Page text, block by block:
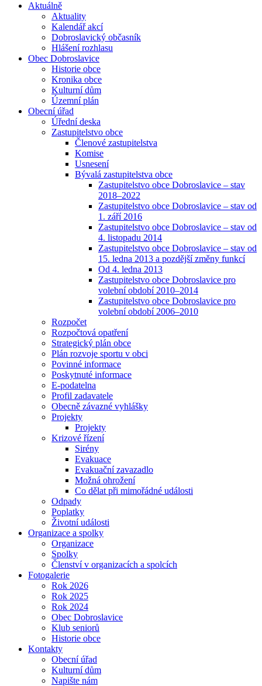
Aktuálně
Aktuality
Kalendář akcí
Dobroslavický občasník
Hlášení rozhlasu
Obec Dobroslavice
Historie obce
Kronika obce
Kulturní dům
Územní plán
Obecní úřad
Úřední deska
Zastupitelstvo obce
Členové zastupitelstva
Komise
Usnesení
Bývalá zastupitelstva obce
Zastupitelstvo obce Dobroslavice – stav
2018–2022
Zastupitelstvo obce Dobroslavice – stav od
1. září 2016
Zastupitelstvo obce Dobroslavice – stav od
4. listopadu 2014
Zastupitelstvo obce Dobroslavice – stav od
15. ledna 2013 a pozdější změny funkcí
Od 4. ledna 2013
Zastupitelstvo obce Dobroslavice pro
volební období 2010–2014
Zastupitelstvo obce Dobroslavice pro
volební období 2006–2010
Rozpočet
Rozpočtová opatření
Strategický plán obce
Plán rozvoje sportu v obci
Povinné informace
Poskytnuté informace
E-podatelna
Profil zadavatele
Obecně závazné vyhlášky
Projekty
Projekty
Krizové řízení
Sirény
Evakuace
Evakuační zavazadlo
Možná ohrožení
Co dělat při mimořádné události
Odpady
Poplatky
Životní události
Organizace a spolky
Organizace
Spolky
Členství v organizacích a spolcích
Fotogalerie
Rok 2026
Rok 2025
Rok 2024
Obec Dobroslavice
Klub seniorů
Historie obce
Kontakty
Obecní úřad
Kulturní dům
Napište nám